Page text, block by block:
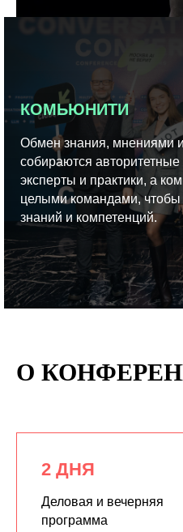
КОМЬЮНИТИ
Обмен знания, мнениями
собираются
эксперты и практики, а
целыми командами, чтобы
знаний и компетенций.
О
2 ДНЯ
Деловая и вечерняя
программа
КУПИТЬ ЗАПИСИ